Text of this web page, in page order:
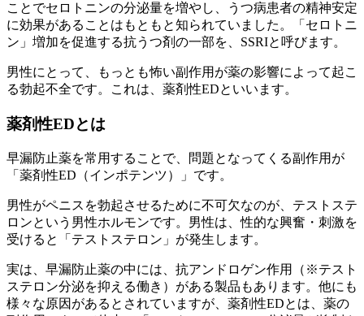
ことでセロトニンの分泌量を増やし、うつ病患者の精神安定
に効果があることはもともと知られていました。「セロトニ
ン」増加を促進する抗うつ剤の一部を、SSRIと呼びます。
男性にとって、もっとも怖い副作用が薬の影響によって起こ
る勃起不全です。これは、 薬剤性EDといいます。
薬剤性EDとは
早漏防止薬を常用することで、問題となってくる副作用が
「薬剤性ED（インポテンツ）」です。
男性がペニスを勃起させるために不可欠なのが、 テストステ
ロンという男性ホルモンです。男性は、性的な興奮・刺激を
受けると「テストステロン」が発生します。
実は、早漏防止薬の中には、抗アンドロゲン作用（※テスト
ステロン分泌を抑える働き）がある製品もあります。他にも
様々な原因があるとされていますが、薬剤性EDとは、薬の